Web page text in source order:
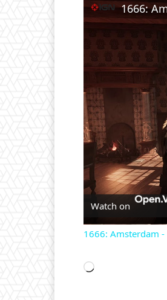
1666:
Watch on
1666: Amsterdam
C